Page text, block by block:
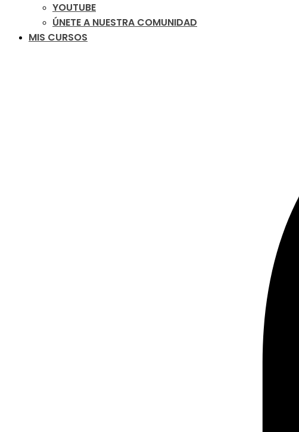
YOUTUBE
ÚNETE A NUESTRA COMUNIDAD
MIS CURSOS